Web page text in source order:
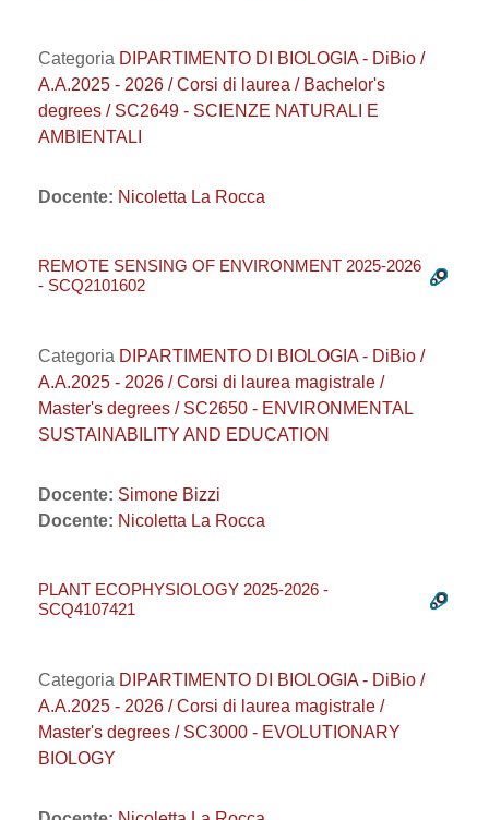
Categoria DIPARTIMENTO DI BIOLOGIA - DiBio /
A.A.2025 - 2026 / Corsi di laurea / Bachelor's
degrees / SC2649 - SCIENZE NATURALI E
AMBIENTALI
Docente: Nicoletta La Rocca
REMOTE SENSING OF ENVIRONMENT 2025-2026
- SCQ2101602
Categoria DIPARTIMENTO DI BIOLOGIA - DiBio /
A.A.2025 - 2026 / Corsi di laurea magistrale /
Master's degrees / SC2650 - ENVIRONMENTAL
SUSTAINABILITY AND EDUCATION
Docente: Simone Bizzi
Docente: Nicoletta La Rocca
PLANT ECOPHYSIOLOGY 2025-2026 -
SCQ4107421
Categoria DIPARTIMENTO DI BIOLOGIA - DiBio /
A.A.2025 - 2026 / Corsi di laurea magistrale /
Master's degrees / SC3000 - EVOLUTIONARY
BIOLOGY